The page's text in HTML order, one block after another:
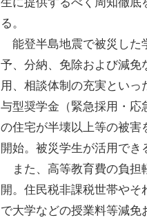
る。
能登半島地震で被災した
予、分納、免除および減免
用、相談体制の充実とい
与型奨学金（緊急採用・応
の住宅が半壊以上等の被害
開始。被災学生が活用でき
また、高等教育費の負担
開。住民税非課税世帯や
で大学などの授業料等減免